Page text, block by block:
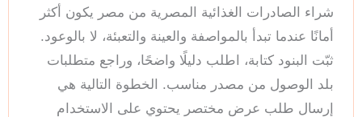
شراء الصادرات الغذائية المصرية من مصر يكون أكثر
أمانًا عندما تبدأ بالمواصفة والعينة والتعبئة، لا بالوعود.
ثبّت البنود كتابة، اطلب دليلًا واضحًا، وراجع متطلبات
بلد الوصول من مصدر مناسب. الخطوة التالية هي
إرسال طلب عرض مختصر يحتوي على الاستخدام